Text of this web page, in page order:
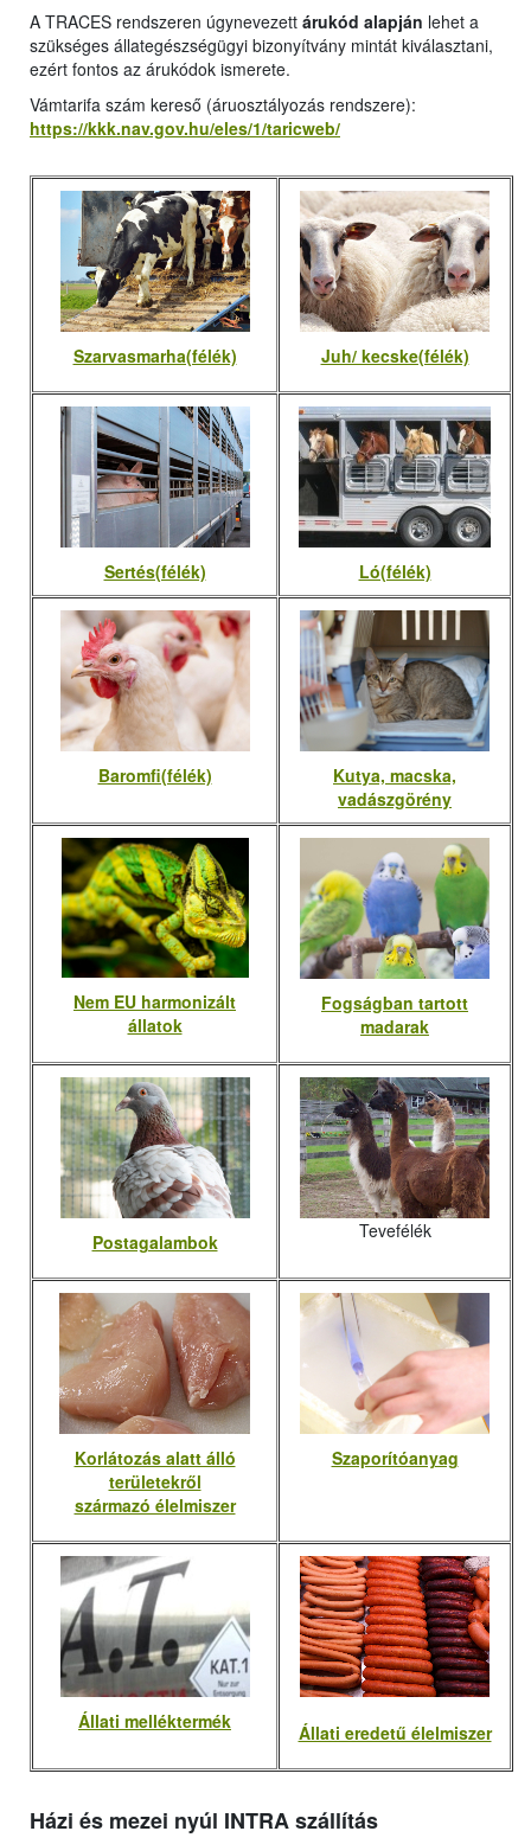
A TRACES rendszeren úgynevezett árukód alapján lehet a
szükséges állategészségügyi bizonyítvány mintát kiválasztani,
ezért fontos az árukódok ismerete.
Vámtarifa szám kereső (áruosztályozás rendszere):
https://kkk.nav.gov.hu/eles/1/taricweb/
Szarvasmarha(félék) Juh/ kecske(félék)
Sertés(félék) Ló(félék)
Baromfi(félék)
Kutya, macska,
vadászgörény
Nem EU harmonizált
állatok
Fogságban tartott
madarak
Postagalambok Tevefélék
Korlátozás alatt álló
területekről
származó élelmiszer
Szaporítóanyag
Állati melléktermék Állati eredetű élelmiszer
Házi és mezei nyúl INTRA szállítás